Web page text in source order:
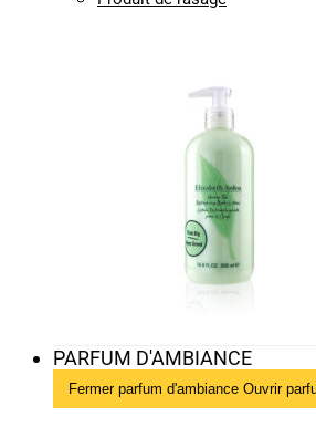
PARFUM D'AMBIANCE
Fermer parfum d'ambiance Ouvrir